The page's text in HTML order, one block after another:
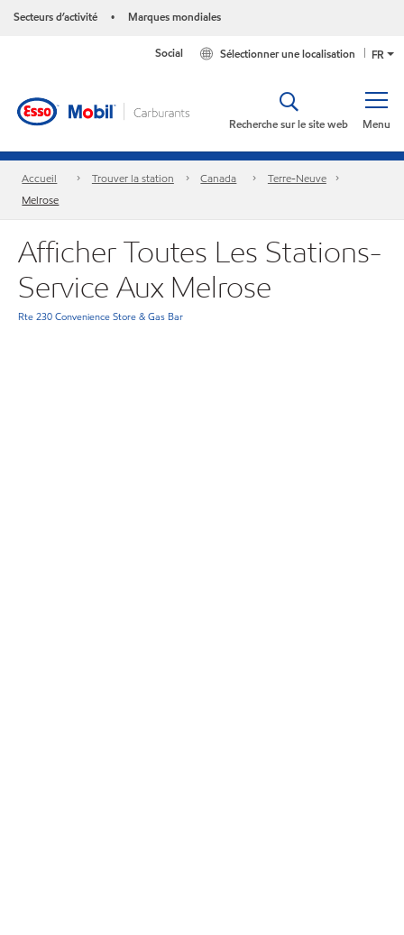
Secteurs d’activité • Marques mondiales
FR
Sélectionner une localisation
Social
Menu
Recherche sur le site web
Accueil Trouver la station Canada
Terre-Neuve
Melrose
Afficher Toutes Les Stations-
Service Aux Melrose
Rte 230 Convenience Store & Gas Bar